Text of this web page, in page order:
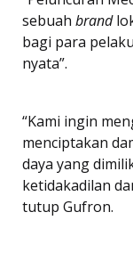
sebuah brand
bagi para
nyata”.
“Kami ingin
menciptakan
daya yang
ketidakadilan
tutup Gufron.